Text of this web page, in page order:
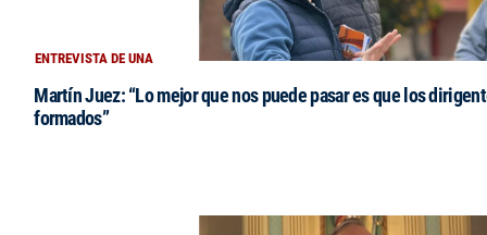
ENTREVISTA DE UNA
Martín Juez: “Lo mejor que nos puede pasar es que los
formados”